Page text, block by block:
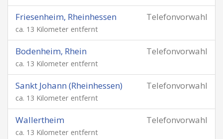
Telefonvorwahl
Friesenheim, Rheinhessen
ca. 13 Kilometer entfernt
Telefonvorwahl
Bodenheim, Rhein
ca. 13 Kilometer entfernt
Telefonvorwahl
Sankt Johann (Rheinhessen)
ca. 13 Kilometer entfernt
Telefonvorwahl
Wallertheim
ca. 13 Kilometer entfernt